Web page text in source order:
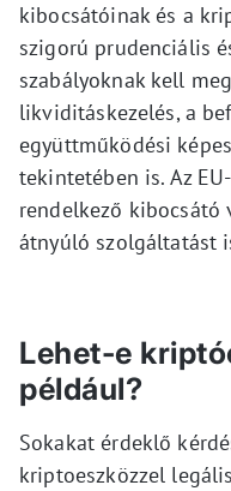
kibocsátóinak és a
szigorú prudenciális
szabályoknak kell
likviditáskezelés, a
együttműködési
tekintetében is. Az
rendelkező kibocsátó
átnyúló szolgáltatást
Lehet-e
például?
Sokakat érdeklő
kriptoeszközzel